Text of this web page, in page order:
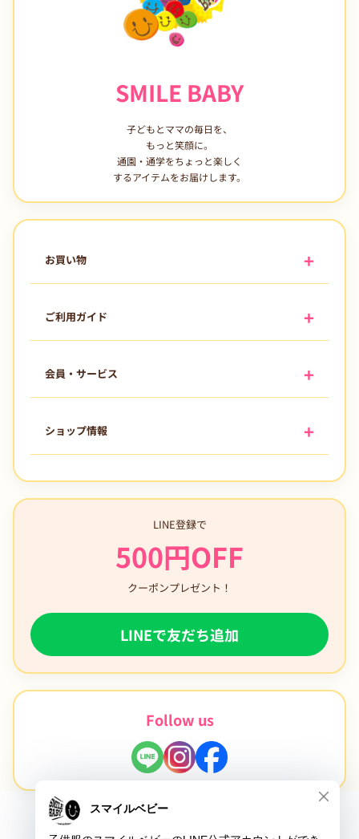
SMILE BABY
子どもとママの毎日を、
もっと笑顔に。
通園・通学をちょっと楽しく
するアイテムをお届けします。
お買い物
ご利用ガイド
会員・サービス
ショップ情報
LINE登録で
500円OFF
クーポンプレゼント！
LINEで友だち追加
Follow us